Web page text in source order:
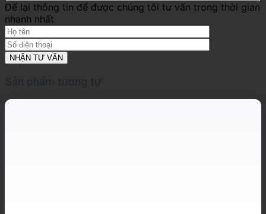
Để lại thông tin để được chúng tôi tư vấn trong thời gian
nhanh nhất